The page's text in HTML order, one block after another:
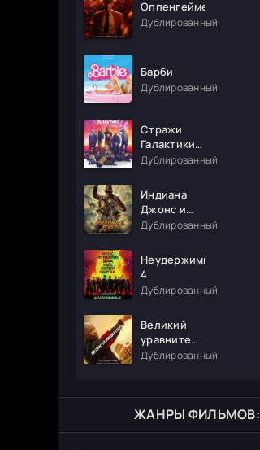
Оппенгеймер
Дублированный
Барби
Дублированный
Стражи
Галактики.
Часть 3
Дублированный
Индиана
Джонс и
колесо
Дублированный
Неудержимые
4
Дублированный
Великий
уравнитель
3
Дублированный
ЖАНРЫ ФИЛЬМОВ: